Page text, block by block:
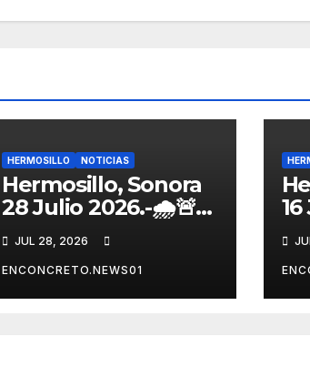
HERMOSILLO NOTICIAS
Hermosillo, Sonora
28 Julio 2026.-🌧️🚨
Gobierno de
Hermosillo
mantiene operativo
por lluvias;
JUL 28, 2026
ENCONCRETO.NEWS01